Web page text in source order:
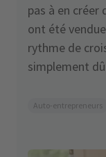
pas à en créer
ont été
rythme de
simplement
Auto-entrepreneurs